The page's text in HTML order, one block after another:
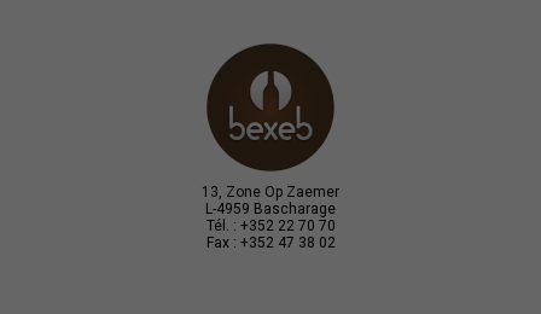
13, Zone Op Zaemer
L-4959 Bascharage
Tél. : +352 22 70 70
Fax : +352 47 38 02